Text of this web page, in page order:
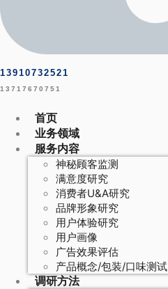
13910732521
13717670751
首页
业务领域
服务内容
神秘顾客监测
满意度研究
消费者U&A研究
品牌形象研究
用户体验研究
用户画像
广告效果评估
产品概念/包装/口味测试
调研方法